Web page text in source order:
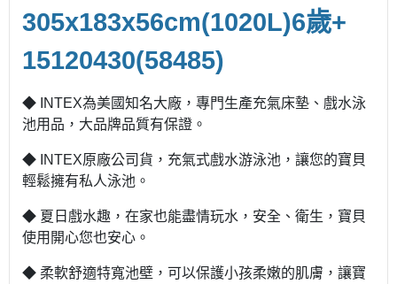
305x183x56cm(1020L)6歲+
15120430(58485)
◆ INTEX為美國知名大廠，專門生產充氣床墊、戲水泳
池用品，大品牌品質有保證。
◆ INTEX原廠公司貨，充氣式戲水游泳池，讓您的寶貝
輕鬆擁有私人泳池。
◆ 夏日戲水趣，在家也能盡情玩水，安全、衛生，寶貝
使用開心您也安心。
◆ 柔軟舒適特寬池壁，可以保護小孩柔嫩的肌膚，讓寶